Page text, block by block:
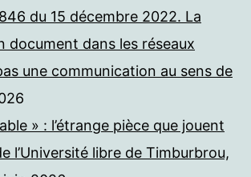
du 15 décembre 2022. La
document dans les réseaux
une communication au sens de
» : l’étrange pièce que jouent
l’Université libre de Timburbrou,